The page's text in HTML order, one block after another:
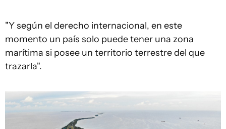
"Y según el derecho internacional, en este
momento un país solo puede tener una zona
marítima si posee un territorio terrestre del que
trazarla".